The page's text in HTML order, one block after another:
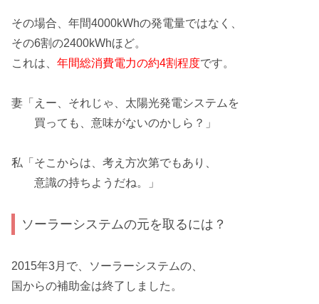
その場合、年間4000kWhの発電量ではなく、
その6割の2400kWhほど。
これは、 年間総消費電力の約4割程度です。
妻「えー、それじゃ、太陽光発電システムを
買っても、 意味がないのかしら？」
私「そこからは、考え方次第でもあり、
意識の持ちようだね。
」
ソーラーシステムの元を取るには？
2015年3月で、ソーラーシステムの、
国からの補助金は終了しました。